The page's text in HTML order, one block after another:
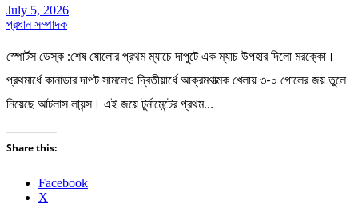
July 5, 2026
প্রধান সম্পাদক
স্পোর্টস ডেস্ক :শেষ ষোলোর প্রথম ম্যাচে দাপুটে এক ম্যাচ উপহার দিলো মরক্কো।
প্রথমার্ধে কানাডার দাপট সামলেও দ্বিতীয়ার্ধে আক্রমণাত্মক খেলায় ৩-০ গোলের জয় তুলে
নিয়েছে আটলাস লায়ন্স। এই জয়ে টুর্নামেন্টের প্রথম…
Share this:
Facebook
X